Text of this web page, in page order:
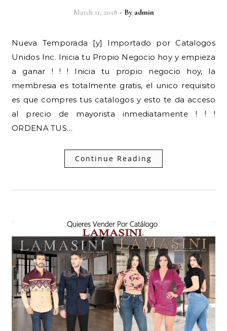
March 11, 2018 - By admin
Nueva Temporada [y] Importado por Catalogos
Unidos Inc. Inicia tu Propio Negocio hoy y empieza
a ganar ! ! ! Inicia tu propio negocio hoy, la
membresia es totalmente gratis, el unico requisito
es que compres tus catalogos y esto te da acceso
al precio de mayorista inmediatamente ! ! !
ORDENA TUS…
Continue Reading